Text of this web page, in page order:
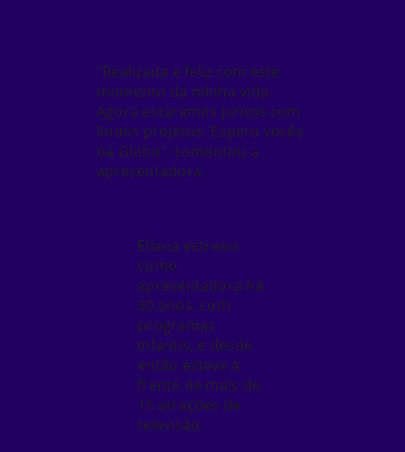
"Realizada e feliz com este
momento da minha vida.
Agora estaremos juntos com
lindos projetos. Espero vocês
na Globo", comentou a
apresentadora.
Eliana estreou
como
apresentadora há
30 anos, com
programas
infantis, e desde
então esteve à
frente de mais de
15 atrações de
televisão.